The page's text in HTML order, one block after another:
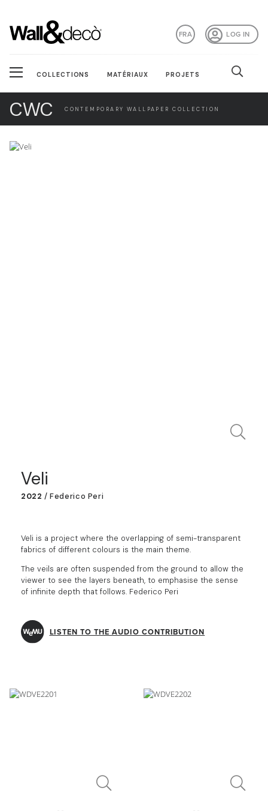
LOG IN
FRA
COLLECTIONS MATÉRIAUX PROJETS
CWC CONTEMPORARY WALLPAPER COLLECTION
Veli
2022 / Federico Peri
Veli is a project where the overlapping of semi-transparent
fabrics of different colours is the main theme.
The veils are often suspended from the ground to allow the
viewer to see the layers beneath, to emphasise the sense
of infinite depth that follows. Federico Peri
LISTEN TO THE AUDIO CONTRIBUTION